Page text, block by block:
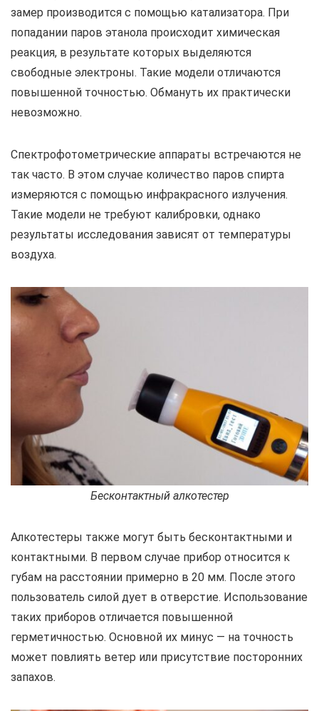
замер производится с помощью катализатора. При
попадании паров этанола происходит химическая
реакция, в результате которых выделяются
свободные электроны. Такие модели отличаются
повышенной точностью. Обмануть их практически
невозможно.
Спектрофотометрические аппараты встречаются не
так часто. В этом случае количество паров спирта
измеряются с помощью инфракрасного излучения.
Такие модели не требуют калибровки, однако
результаты исследования зависят от температуры
воздуха.
Бесконтактный алкотестер
Алкотестеры также могут быть бесконтактными и
контактными. В первом случае прибор относится к
губам на расстоянии примерно в 20 мм. После этого
пользователь силой дует в отверстие. Использование
таких приборов отличается повышенной
герметичностью. Основной их минус — на точность
может повлиять ветер или присутствие посторонних
запахов.